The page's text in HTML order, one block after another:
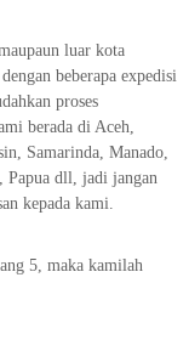
luar kota
beberapa expedisi
proses
berada di Aceh,
Samarinda, Manado,
dll, jadi jangan
kepada kami.
5, maka kamilah